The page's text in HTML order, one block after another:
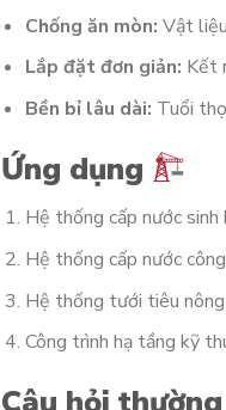
Chống ăn mòn: Vật
Lắp đặt đơn giản: Kết
Bền bỉ lâu dài: Tuổi
Ứng dụng
Hệ thống cấp nước
Hệ thống cấp nước
Hệ thống tưới tiêu
Công trình hạ tầng kỹ